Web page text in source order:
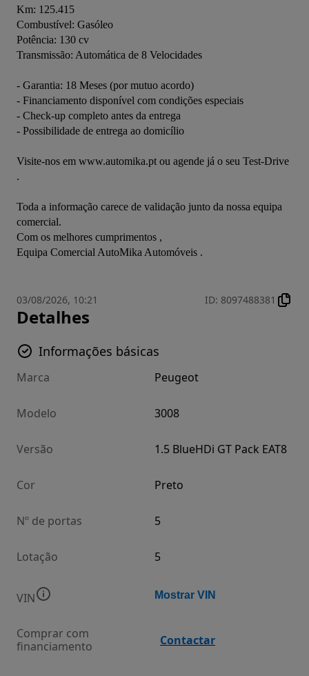
Km: 125.415
Combustível: Gasóleo
Potência: 130 cv
Transmissão: Automática de 8 Velocidades
- Garantia: 18 Meses (por mutuo acordo)
- Financiamento disponível com condições especiais
- Check-up completo antes da entrega
- Possibilidade de entrega ao domicílio
Visite-nos em www.automika.pt ou agende já o seu Test-Drive
.
Toda a informação carece de validação junto da nossa equipa
comercial.
Com os melhores cumprimentos ,
Equipa Comercial AutoMika Automóveis .
03/08/2026, 10:21 ID: 8097488381
Detalhes
Informações básicas
Marca Peugeot
Modelo 3008
Versão 1.5 BlueHDi GT Pack EAT8
Cor Preto
Nº de portas 5
Lotação 5
VIN Mostrar VIN
Comprar com
financiamento
Contactar